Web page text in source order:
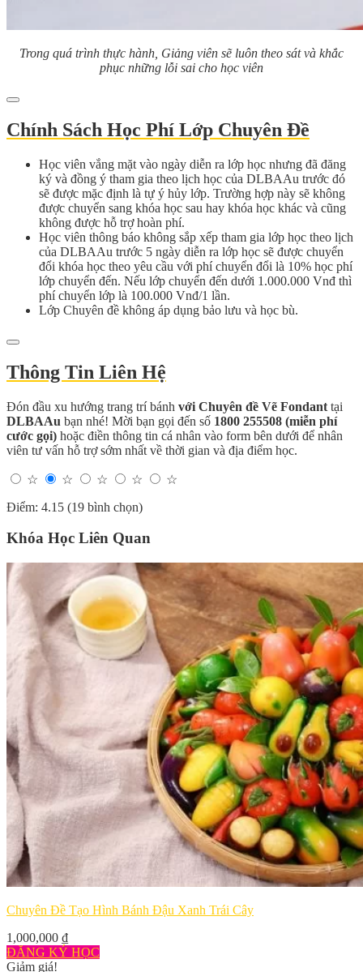
Trong quá trình thực hành, Giảng viên sẽ luôn theo sát và khắc
phục những lỗi sai cho học viên
Chính Sách Học Phí Lớp Chuyên Đề
Học viên vắng mặt vào ngày diễn ra lớp học nhưng đã đăng
ký và đồng ý tham gia theo lịch học của DLBAAu trước đó
sẽ được mặc định là tự ý hủy lớp. Trường hợp này sẽ không
được chuyển sang khóa học sau hay khóa học khác và cũng
không được hỗ trợ hoàn phí.
Học viên thông báo không sắp xếp tham gia lớp học theo lịch
của DLBAAu trước 5 ngày diễn ra lớp học sẽ được chuyển
đổi khóa học theo yêu cầu với phí chuyển đổi là 10% học phí
lớp chuyển đến. Nếu lớp chuyển đến dưới 1.000.000 Vnđ thì
phí chuyển lớp là 100.000 Vnđ/1 lần.
Lớp Chuyên đề không áp dụng bảo lưu và học bù.
Thông Tin Liên Hệ
Đón đầu xu hướng trang trí bánh với Chuyên đề Vẽ Fondant tại
DLBAAu bạn nhé! Mời bạn gọi đến số 1800 255508 (miễn phí
cước gọi) hoặc điền thông tin cá nhân vào form bên dưới để nhân
viên tư vấn hỗ trợ sớm nhất về thời gian và địa điểm học.
☆ ☆ ☆ ☆
☆
Điểm: 4.15 (19 bình chọn)
Khóa Học Liên Quan
Chuyên Đề Tạo Hình Bánh Đậu Xanh Trái Cây
1,000,000 ₫
ĐĂNG KÝ HỌC
Giảm giá!